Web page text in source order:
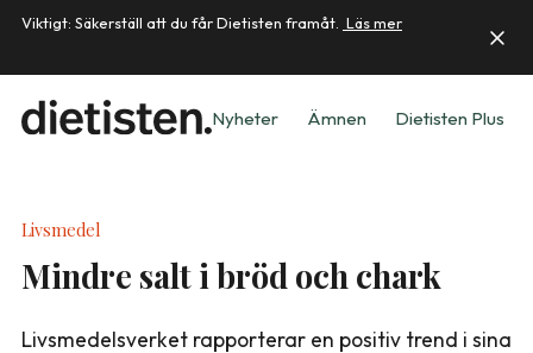
Viktigt: Säkerställ att du får Dietisten framåt. Läs mer
Nyheter Ämnen Dietisten Plus
Livsmedel
Mindre salt i bröd och chark
Livsmedelsverket rapporterar en positiv trend i sina